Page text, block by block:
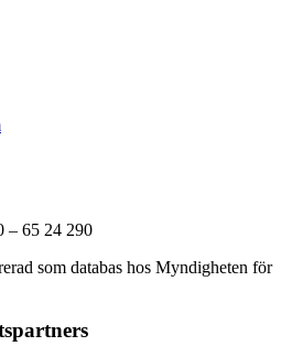
– 65 24 290
som databas hos Myndigheten för